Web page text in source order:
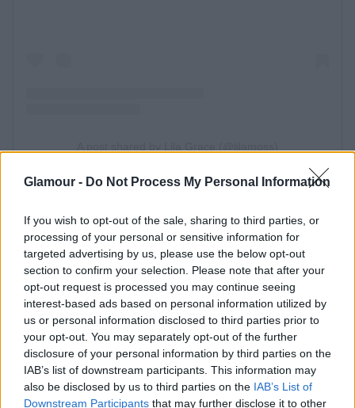
Glamour - Do Not Process My Personal Information
If you wish to opt-out of the sale, sharing to third parties, or
processing of your personal or sensitive information for
targeted advertising by us, please use the below opt-out
section to confirm your selection. Please note that after your
opt-out request is processed you may continue seeing
interest-based ads based on personal information utilized by
us or personal information disclosed to third parties prior to
your opt-out. You may separately opt-out of the further
disclosure of your personal information by third parties on the
IAB’s list of downstream participants. This information may
also be disclosed by us to third parties on the IAB’s List of
Downstream Participants that may further disclose it to other
ben a Versace kifutóján vonult, ekkor még kezdő
modellként.